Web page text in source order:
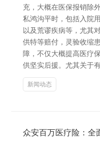
充，大概在医保报销除
私鸿沟平时，包括入院
以及荒谬疾病等，尤其
供特等赔付，灵验收缩
障，不仅大概提高医疗
供坚实后援。尤其关于
新闻动态
众安百万医疗险：全